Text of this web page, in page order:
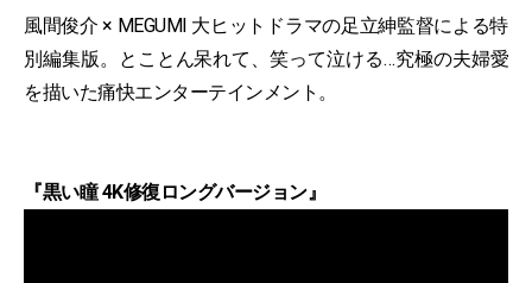
風間俊介 × MEGUMI 大ヒットドラマの足立紳監督による特
別編集版。とことん呆れて、笑って泣ける…究極の夫婦愛
を描いた痛快エンターテインメント。
『黒い瞳 4K修復ロングバージョン』